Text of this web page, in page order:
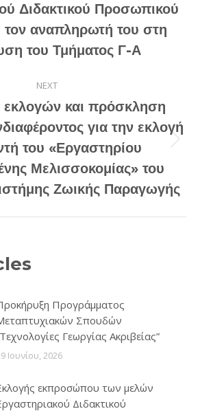
Previous
post:
Διδακτικού Προσωπικού
αναπληρωτή του στη
του Τμήματος Γ-Α
NEXT
Next
post:
και πρόσκληση
για την εκλογή
του «Εργαστηρίου
Μελισσοκομίας» του
Ζωικής Παραγωγής
Προγράμματος
Σπουδών
Γεωργίας Ακριβείας”
Ιουνίου, 2026
εκπροσώπου των μελών
Διδακτικού